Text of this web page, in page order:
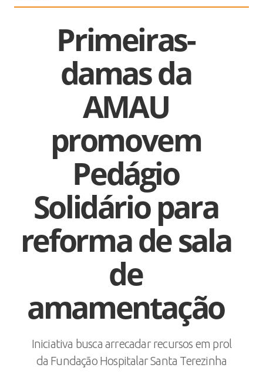
Primeiras-
damas da
AMAU
promovem
Pedágio
Solidário para
reforma de sala
de
amamentação
Iniciativa busca arrecadar recursos em prol
da Fundação Hospitalar Santa Terezinha